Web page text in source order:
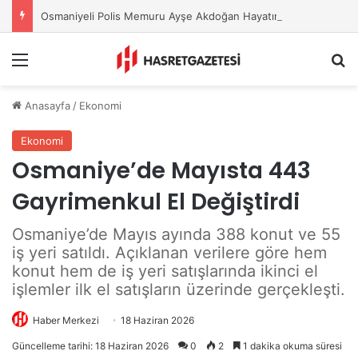
Osmaniyeli Polis Memuru Ayşe Akdoğan Hayatını Kaybetti
Anasayfa / Ekonomi
Ekonomi
Osmaniye’de Mayısta 443
Gayrimenkul El Değiştirdi
Osmaniye’de Mayıs ayında 388 konut ve 55
iş yeri satıldı. Açıklanan verilere göre hem
konut hem de iş yeri satışlarında ikinci el
işlemler ilk el satışların üzerinde gerçekleşti.
Haber Merkezi 18 Haziran 2026
Güncelleme tarihi: 18 Haziran 2026 0 2 1 dakika okuma süresi